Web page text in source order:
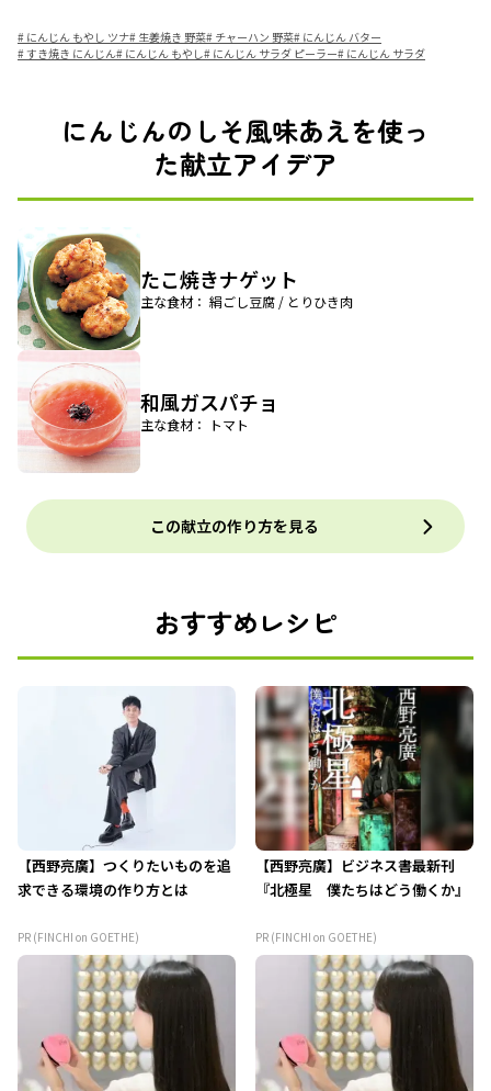
# にんじん もやし ツナ# 生姜焼き 野菜# チャーハン 野菜# にんじん バター
#すき焼き にんじん# にんじん もやし# にんじん サラダ ピーラー# にんじん サラダ
にんじんのしそ風味あえを使っ
た献立アイデア
たこ焼きナゲット
主な食材： 絹ごし豆腐 / とりひき肉
和風ガスパチョ
主な食材： トマト
この献立の作り方を見る
おすすめレシピ
【西野亮廣】つくりたいものを追
求できる環境の作り方とは
PR (FINCHI on GOETHE)
【西野亮廣】ビジネス書最新刊
『北極星 僕たちはどう働くか』
PR (FINCHI on GOETHE)